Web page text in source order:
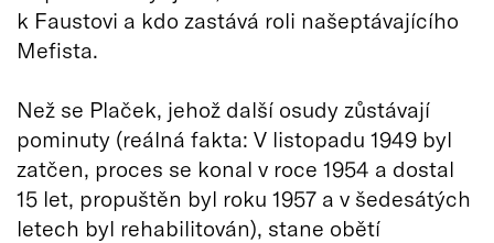
k Faustovi a kdo zastává roli našeptávajícího
Mefista.
Než se Plaček, jehož další osudy zůstávají
pominuty (reálná fakta: V listopadu 1949 byl
zatčen, proces se konal v roce 1954 a dostal
15 let, propuštěn byl roku 1957 a v šedesátých
letech byl rehabilitován), stane obětí